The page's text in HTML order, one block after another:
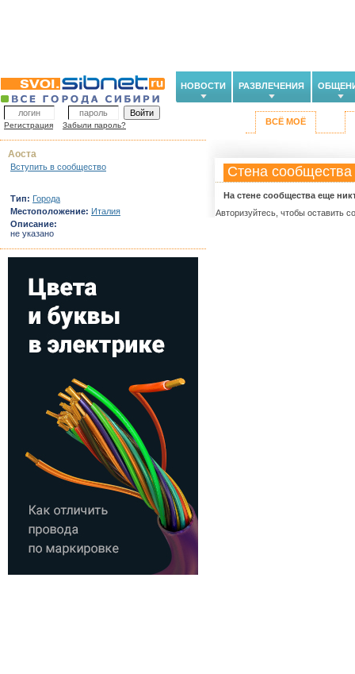
НОВОСТИ РАЗВЛЕЧЕНИЯ
Регистрация Забыли пароль? ВСЁ МОЁ
Стена сообщества
На стене сообщества еще
Авторизуйтесь, чтобы оставить
Аоста
Вступить в сообщество
Тип: Города
Местоположение: Италия
Описание:
не указано